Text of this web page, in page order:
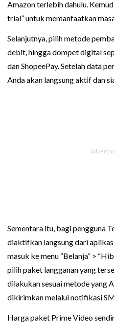
Amazon terlebih dahulu.
trial” untuk memanfaatkan
Selanjutnya, pilih metode
debit, hingga dompet digital
dan ShopeePay. Setelah data
Anda akan langsung aktif dan
Sementara itu, bagi pengguna
diaktifkan langsung dari
masuk ke menu “Belanja” >
pilih paket langganan yang
dilakukan sesuai metode yang
dikirimkan melalui notifikasi
Harga paket Prime Video